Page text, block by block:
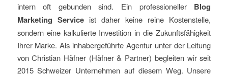
intern oft gebunden sind. Ein professioneller Blog
Marketing Serviceist daher keine reine Kostenstelle,
sondern eine kalkulierte Investition in die Zukunftsfähigkeit
Ihrer Marke. Als inhabergeführte Agentur unter der Leitung
von Christian Häfner (Häfner & Partner) begleiten wir seit
2015 Schweizer Unternehmen auf diesem Weg. Unsere